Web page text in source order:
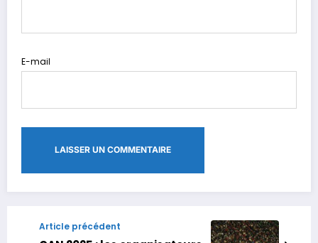
E-mail
Article précédent